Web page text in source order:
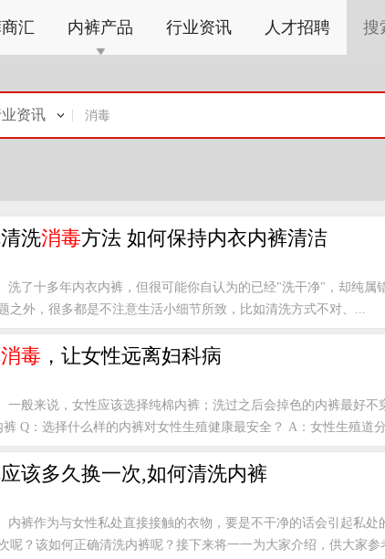
汇 内裤产品 行业资讯 人才招聘 搜
资讯
洗消毒方法 如何保持内衣内裤清洁
洗了十多年内衣内裤，但很可能你自认为的已经"洗干净"，却纯
之外，很多都是不注意生活小细节所致，比如清洗方式不对、...
消毒 ，让女性远离妇科病
一般来说，女性应该选择纯棉内裤；洗过之后会掉色的内裤最好
裤 Q：选择什么样的内裤对女性生殖健康最安全？ A：女性生殖道
该多久换一次,如何清洗内裤
内裤作为与女性私处直接接触的衣物，要是不干净的话会引起私
呢？该如何正确清洗内裤呢？接下来将一一为大家介绍，供大家参